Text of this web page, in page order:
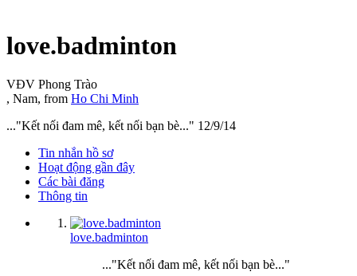
love.badminton
VĐV Phong Trào
, Nam, from Ho Chi Minh
..."Kết nối đam mê, kết nối bạn bè..." 12/9/14
Tin nhắn hồ sơ
Hoạt động gần đây
Các bài đăng
Thông tin
love.badminton
..."Kết nối đam mê, kết nối bạn bè..."